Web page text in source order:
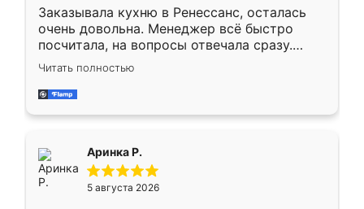
Заказывала кухню в Ренессанс, осталась
очень довольна. Менеджер всё быстро
посчитала, на вопросы отвечала сразу.
Замерщик приехал в субботу, подошёл к
делу со всей ответственностью. Собрали
за день, ребята работали аккуратно, даже
Читать полностью
Аринка Р.
5 августа 2026